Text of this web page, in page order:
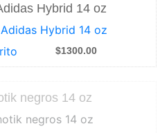
Hybrid 14 oz
$1300.00
negros 14 oz